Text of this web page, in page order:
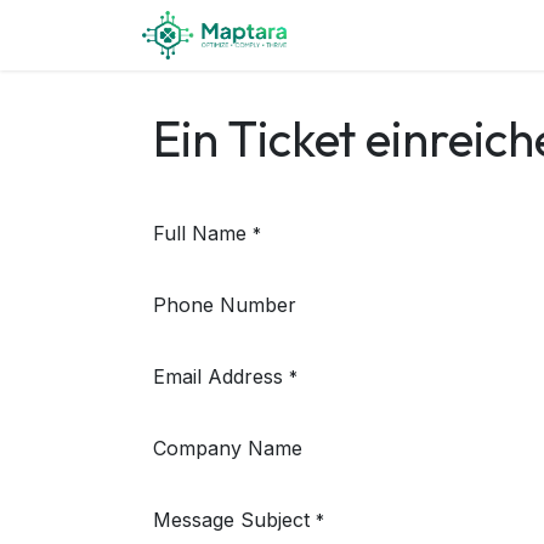
Zum Inhalt springen
Ein Ticket
Full Name *
Phone Number
Email Address *
Company Name
Message Subject *